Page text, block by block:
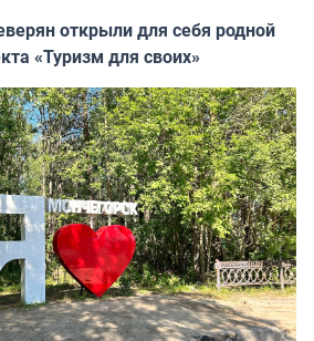
открыли для себя родной
«Туризм для своих»